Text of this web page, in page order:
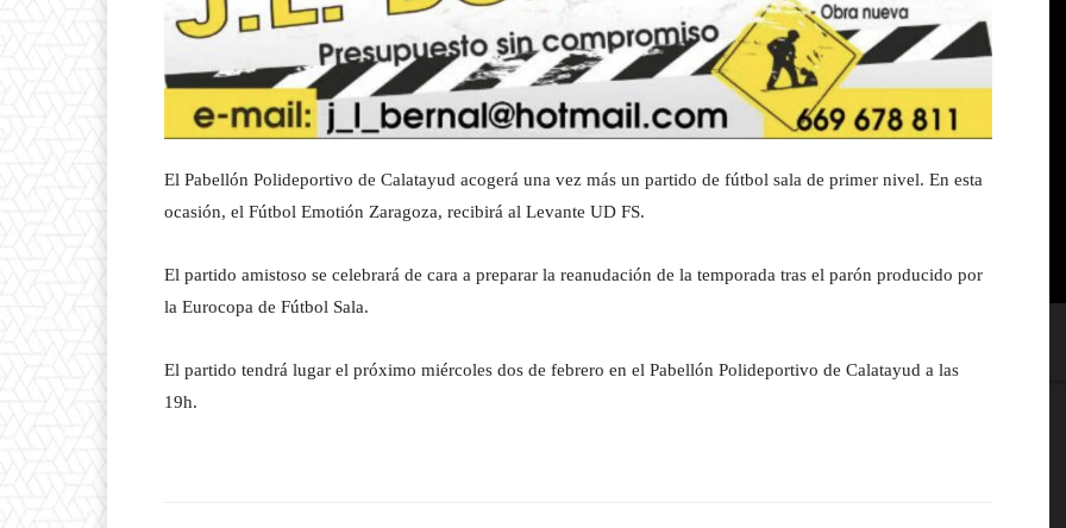
El Pabellón Polideportivo de Calatayud acogerá una vez más un partido de fútbol sala de primer nivel. En esta
ocasión, el Fútbol Emotión Zaragoza, recibirá al Levante UD FS.
El partido amistoso se celebrará de cara a preparar la reanudación de la temporada tras el parón producido por
la Eurocopa de Fútbol Sala.
El partido tendrá lugar el próximo miércoles dos de febrero en el Pabellón Polideportivo de Calatayud a las
19h.